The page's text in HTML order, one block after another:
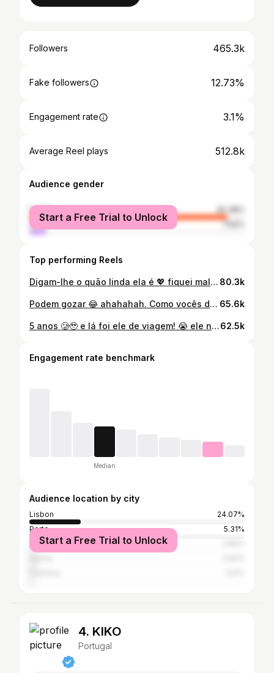
Followers 465.3k
Fake followers 12.73%
Engagement rate 3.1%
Average Reel plays 512.8k
Audience gender
female
92.38%
male
7.62%
Start a Free Trial to Unlock
Top performing Reels
Digam-lhe o quão linda ela é 💖 fiquei mal @barralportugal 😭😭😭 obrigada pela mensagem importante que tantas meninas e meninos precisam para ter mais auto estima 💞 E ainda hoje tinha falado nisto! Caraças 😱 amanhã vou de férias malta, isto vai animar ahahah. Culpem o período pelo meu estado 😂❤️ 80.3k
Podem gozar 😂 ahahahah. Como vocês dizem: a Luísa trouxe a mãe à Disney 🥲🥹✨🩷 65.6k
5 anos 🥲🥹 e lá foi ele de viagem! 😭 ele não acredita em almas gémeas, mas eu acho que, lá no fundo ele, sabe que a encontrou 😂💅 parabéns a nós !!! ❤️ I loveeeee uuuuu62.5k
Engagement rate benchmark
Median
Audience location by city
Lisbon
24.07%
Porto
5.31%
Cascais
Start a Free Trial to Unlock
4. KIKO
Portugal